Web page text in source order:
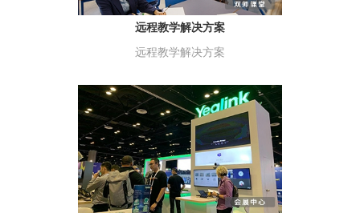
远程教学解决方案
远程教学解决方案